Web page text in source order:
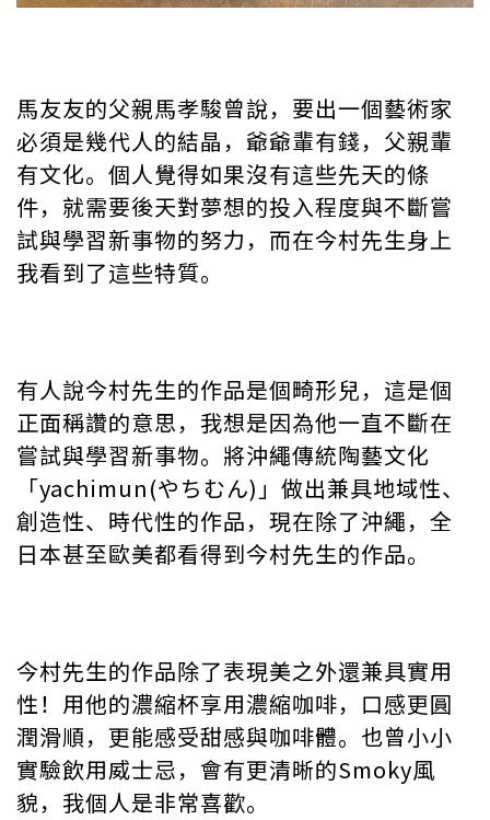
馬友友的父親馬孝駿曾說，要出一個藝術家
必須是幾代人的結晶，爺爺輩有錢，父親輩
有文化。個人覺得如果沒有這些先天的條
件，就需要後天對夢想的投入程度與不斷嘗
試與學習新事物的努力，而在今村先生身上
我看到了這些特質。
有人說今村先生的作品是個畸形兒，這是個
正面稱讚的意思，我想是因為他一直不斷在
嘗試與學習新事物。將沖繩傳統陶藝文化
「yachimun(やちむん)」做出兼具地域性、
創造性、時代性的作品，現在除了沖繩，全
日本甚至歐美都看得到今村先生的作品。
今村先生的作品除了表現美之外還兼具實用
性！用他的濃縮杯享用濃縮咖啡，口感更圓
潤滑順，更能感受甜感與咖啡體。也曾小小
實驗飲用威士忌，會有更清晰的Smoky風
貌，我個人是非常喜歡。